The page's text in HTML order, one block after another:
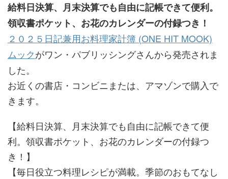
給料日決算、月末決算でも自由に記帳できて便利。
領収書ポケット、お花のカレンダーの付録つき！
２０２５日記兼用お料理家計簿 (ONE HIT MOOK)
ムックがワン・パブリッシングさんから発売されま
した。
お近くの書店・コンビニまたは、アマゾンで購入で
きます。
【給料日決算、月末決算でも自由に記帳できて便
利。領収書ポケット、お花のカレンダーの付録つ
き！】
【毎日役立つ料理レシピが満載。季節のおもてなし